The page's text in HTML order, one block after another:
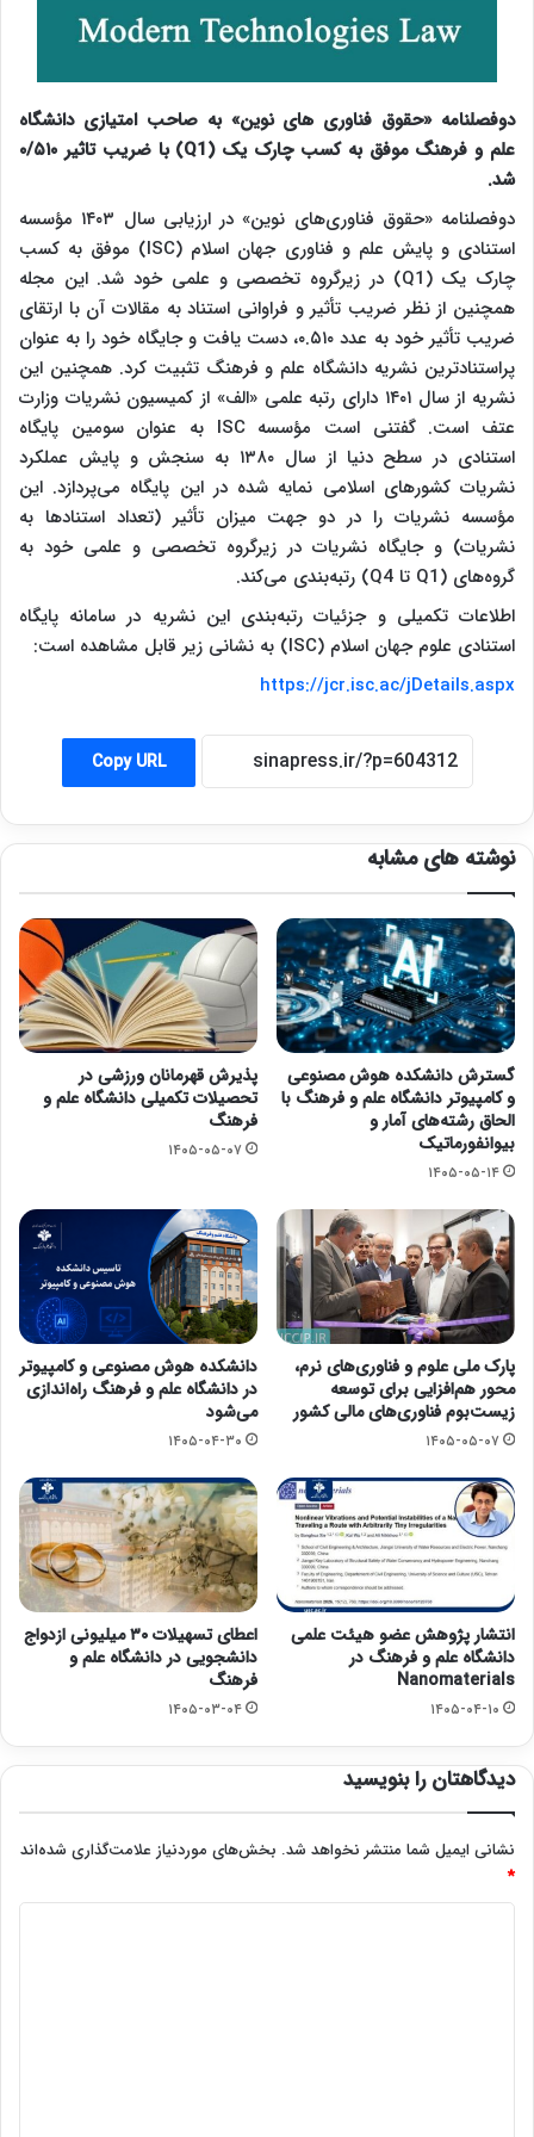
دوفصلنامه «حقوق فناوری های نوین» به صاحب امتیازی دانشگاه
علم و فرهنگ موفق به کسب چارک یک (Q1) با ضریب تاثیر ۰/۵۱۰
شد.
دوفصلنامه «حقوق فناوری‌های نوین» در ارزیابی سال ۱۴۰۳ مؤسسه
استنادی و پایش علم و فناوری جهان اسلام (ISC) موفق به کسب
چارک یک (Q1) در زیرگروه تخصصی و علمی خود شد. این مجله
همچنین از نظر ضریب تأثیر و فراوانی استناد به مقالات آن با ارتقای
ضریب تأثیر خود به عدد ۰.۵۱۰، دست یافت و جایگاه خود را به عنوان
پراستنادترین نشریه دانشگاه علم و فرهنگ تثبیت کرد. همچنین این
نشریه از سال ۱۴۰۱ دارای رتبه علمی «الف» از کمیسیون نشریات وزارت
عتف است. گفتنی است مؤسسه ISC به عنوان سومین پایگاه
استنادی در سطح دنیا از سال ۱۳۸۰ به سنجش و پایش عملکرد
نشریات کشورهای اسلامی نمایه شده در این پایگاه می‌پردازد. این
مؤسسه نشریات را در دو جهت میزان تأثیر (تعداد استنادها به
نشریات) و جایگاه نشریات در زیرگروه تخصصی و علمی خود به
گروه‌های (Q1 تا Q4) رتبه‌بندی می‌کند.
اطلاعات تکمیلی و جزئیات رتبه‌بندی این نشریه در سامانه پایگاه
استنادی علوم جهان اسلام (ISC) به نشانی زیر قابل مشاهده است:
https://jcr.isc.ac/jDetails.aspx
Copy URL
نوشته های مشابه
گسترش دانشکده هوش مصنوعی
و کامپیوتر دانشگاه علم و فرهنگ با
الحاق رشته‌های آمار و
بیوانفورماتیک
۱۴۰۵-۰۵-۱۴
پذیرش قهرمانان ورزشی در
تحصیلات تکمیلی دانشگاه علم و
فرهنگ
۱۴۰۵-۰۵-۰۷
پارک ملی علوم و فناوری‌های نرم،
محور هم‌افزایی برای توسعه
زیست‌بوم فناوری‌های مالی کشور
۱۴۰۵-۰۵-۰۷
دانشکده هوش مصنوعی و کامپیوتر
در دانشگاه علم و فرهنگ راه‌اندازی
می‌شود
۱۴۰۵-۰۴-۳۰
انتشار پژوهش عضو هیئت علمی
دانشگاه علم و فرهنگ در
Nanomaterials
۱۴۰۵-۰۴-۱۰
اعطای تسهیلات ۳۰ میلیونی ازدواج
دانشجویی در دانشگاه علم و
فرهنگ
۱۴۰۵-۰۳-۰۴
دیدگاهتان را بنویسید
نشانی ایمیل شما منتشر نخواهد شد. بخش‌های موردنیاز علامت‌گذاری شده‌اند
*